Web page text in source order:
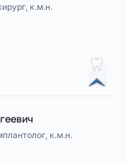
к.м.н.
к.м.н.